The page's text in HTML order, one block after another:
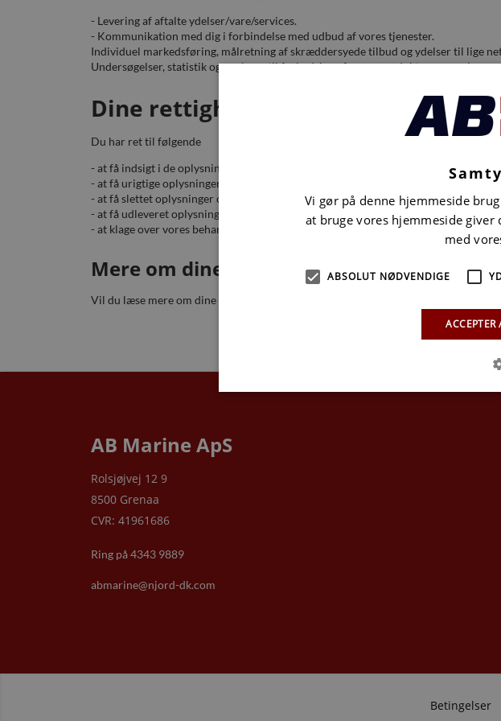
- Levering af aftalte ydelser/vare/services.
- Kommunikation med dig i forbindelse med udbud af vores tjenester.
Individuel markedsføring, målretning af skræddersyede tilbud og ydelser til lige
Undersøgelser, statistik og analyser til forbedring af vores produkter og services.
Dine rettigheder
Du har ret til følgende
- at få indsigt i de oplysninger vi behandler om dig. (Indsigtsret)
- at få urigtige oplysninger om dig rettet. (Berigtigelse)
- at få slettet oplysninger om dig selv.
- at få udleveret oplysninger om dig selv i et struktureret, almindeligt og
- at klage over vores behandling af dine persondata.
Mere om dine rettigheder
Vil du læse mere om dine rettigheder, kan du gøre det på
AB Marine ApS
Rolsjøjvej 12 9
8500 Grenaa
CVR: 41961686
Ring på 4343 9889
abmarine@njord-dk.com
Betingelser
Vi gør på denne hjemmeside
at bruge vores hjemmeside
med
ABSOLUT NØDVENDIGE
ACCEPTER